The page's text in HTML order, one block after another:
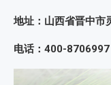
地址：山西省晋中市
电话：400-8706997